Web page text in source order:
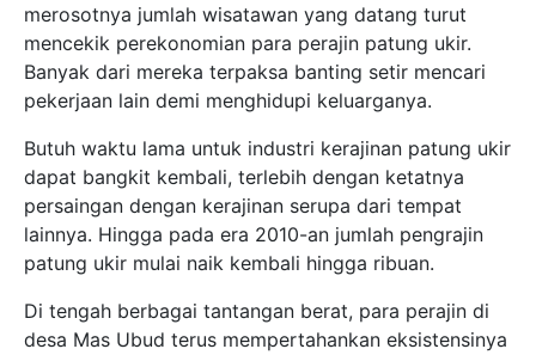
merosotnya jumlah wisatawan yang datang turut
mencekik perekonomian para perajin patung ukir.
Banyak dari mereka terpaksa banting setir mencari
pekerjaan lain demi menghidupi keluarganya.
Butuh waktu lama untuk industri kerajinan patung ukir
dapat bangkit kembali, terlebih dengan ketatnya
persaingan dengan kerajinan serupa dari tempat
lainnya. Hingga pada era 2010-an jumlah pengrajin
patung ukir mulai naik kembali hingga ribuan.
Di tengah berbagai tantangan berat, para perajin di
desa Mas Ubud terus mempertahankan eksistensinya